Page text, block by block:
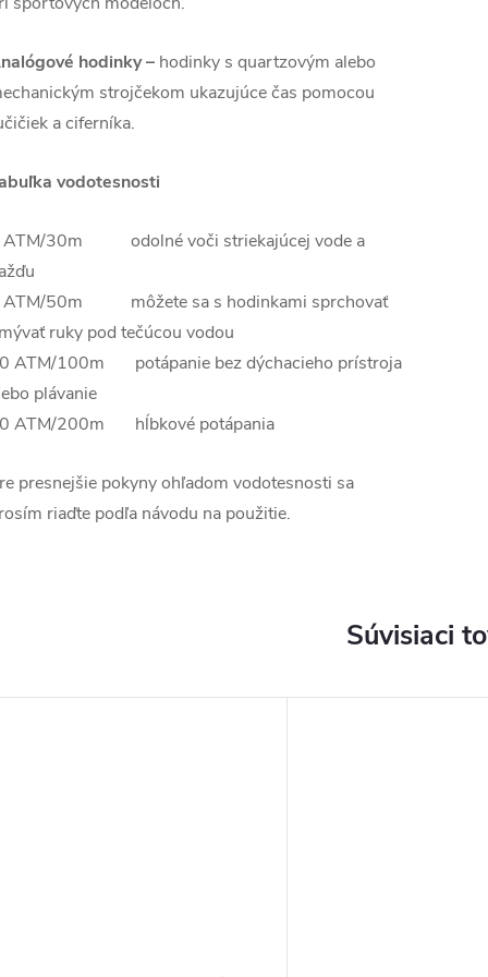
hodinky – hodinky s quartzovým alebo
strojčekom ukazujúce čas pomocou
a ciferníka.
vodotesnosti
ATM/30m odolné voči striekajúcej vode a
ATM/50m môžete sa s hodinkami sprchovať
ruky pod tečúcou vodou
ATM/100m potápanie bez dýchacieho prístroja
plávanie
ATM/200m hĺbkové potápania
presnejšie pokyny ohľadom vodotesnosti sa
riaďte podľa návodu na použitie.
Súvisiaci